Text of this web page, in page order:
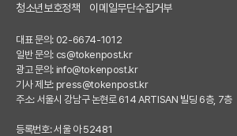
청소년보호정책
이메일무단수집거부
대표 문의: 02-6674-1012
일반 문의: cs@tokenpost.kr
광고 문의: info@tokenpost.kr
기사 제보: press@tokenpost.kr
주소: 서울시 강남구 논현로 614 ARTISAN 빌딩 6층, 7층
등록번호: 서울 아 52481